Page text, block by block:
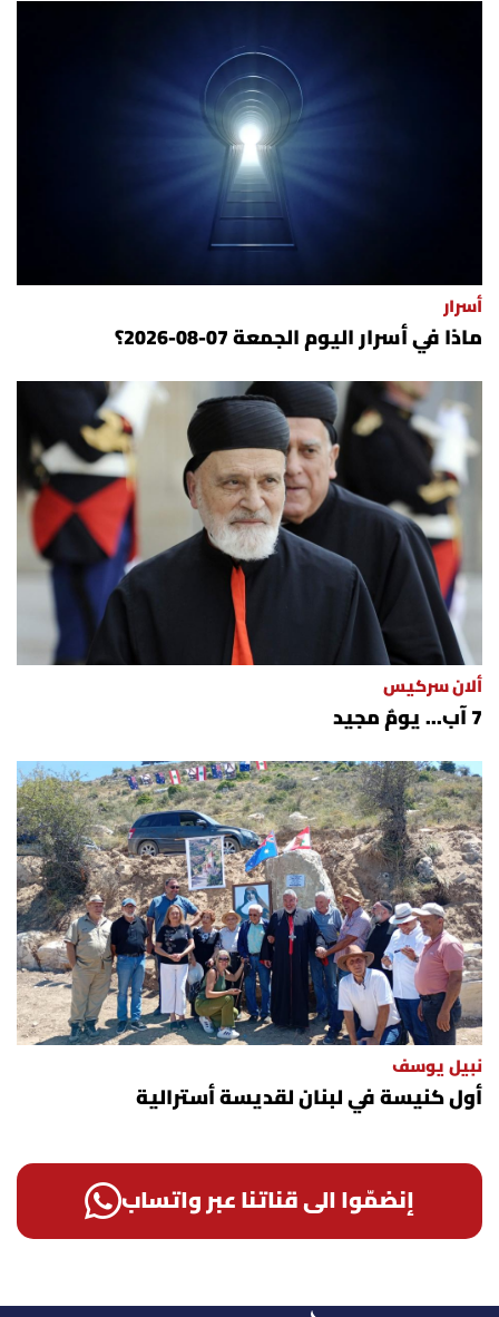
أسرار
ماذا في أسرار اليوم الجمعة 07-08-2026؟
ألان سركيس
7 آب... يومٌ مجيد
نبيل يوسف
أول كنيسة في لبنان لقديسة أسترالية
إنضمّوا الى قناتنا عبر واتساب